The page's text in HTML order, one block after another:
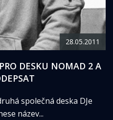
28.05.2011
DESKU NOMAD 2 A
společná deska DJe
název...